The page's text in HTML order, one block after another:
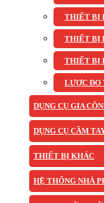
THIẾT BỊ
THIẾT BỊ
THIẾT BỊ
LƯỢC ĐO
DỤNG CỤ GIA
DỤNG CỤ CẦM
THIẾT BỊ KHÁC
HỆ THỐNG NHÀ